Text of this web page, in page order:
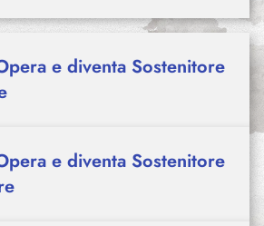
e diventa Sostenitore
e diventa Sostenitore